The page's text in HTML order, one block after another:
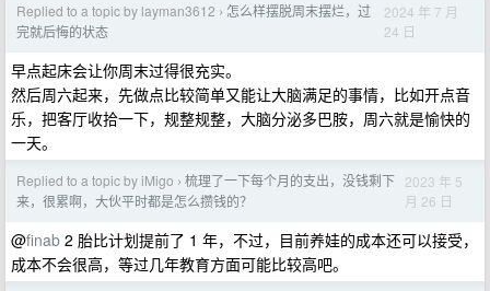
Replied to a topic by layman3612 › 怎么样摆脱周末摆烂，过
完就后悔的状态
2024 年 7 月
24 日
早点起床会让你周末过得很充实。
然后周六起来，先做点比较简单又能让大脑满足的事情，比如开点音
乐，把客厅收拾一下，规整规整，大脑分泌多巴胺，周六就是愉快的
一天。
Replied to a topic by iMigo › 梳理了一下每个月的支出，没钱剩下
来，很累啊，大伙平时都是怎么攒钱的？
2023 年 5
月 26 日
@finab 2 胎比计划提前了 1 年，不过，目前养娃的成本还可以接受，
成本不会很高，等过几年教育方面可能比较高吧。